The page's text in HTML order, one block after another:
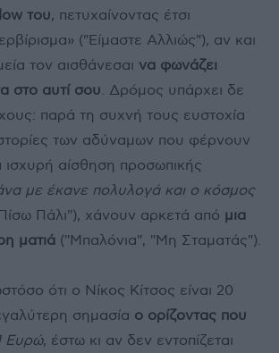
του, πετυχαίνοντας έτσι
("Είμαστε Αλλιώς"), αν και
τον αισθάνεσαι να φωνάζει
στο αυτί σου. Δρόμος υπάρχει δε
παρά τη συχνή τους ευστοχία
των αδύναμων που φέρνουν
ισχυρή αίσθηση προσωπικής
με έκανε πολυλογά και ο κόσμος
Πάλι"), χάνουν αρκετά από μια
ματιά ("Μπαλόνια", "Μη Σταματάς").
ότι ο Νίκος Κίτσος είναι 20
σημασία ο ορίζοντας που
Ευρώ, έστω κι αν δεν εντοπίζεται